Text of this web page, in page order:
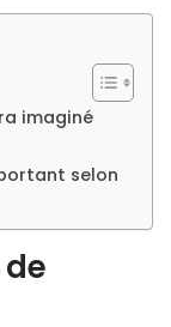
imaginé
selon